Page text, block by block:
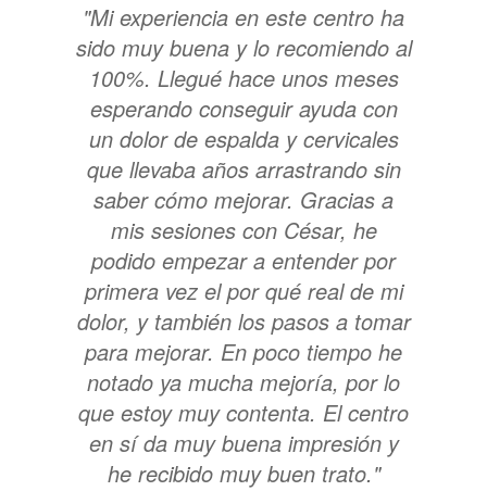
"Mi experiencia en este centro ha
sido muy buena y lo recomiendo al
100%. Llegué hace unos meses
esperando conseguir ayuda con
un dolor de espalda y cervicales
que llevaba años arrastrando sin
saber cómo mejorar. Gracias a
mis sesiones con César, he
podido empezar a entender por
primera vez el por qué real de mi
dolor, y también los pasos a tomar
para mejorar. En poco tiempo he
notado ya mucha mejoría, por lo
que estoy muy contenta. El centro
en sí da muy buena impresión y
he recibido muy buen trato."